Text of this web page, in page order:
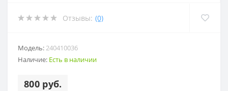
Отзывы: (0)
Модель:240410036
Наличие: Есть в наличии
800 руб.